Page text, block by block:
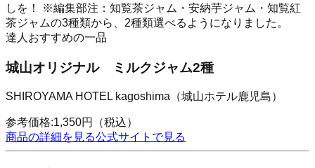
しを！ ※編集部注：知覧茶ジャム・安納芋ジャム・知覧紅
茶ジャムの3種類から、2種類選べるようになりました。
達人おすすめの一品
城山オリジナル ミルクジャム2種
SHIROYAMA HOTEL kagoshima（城山ホテル鹿児島）
参考価格:1,350円
（税込）
商品の詳細を見る公式サイトで見る